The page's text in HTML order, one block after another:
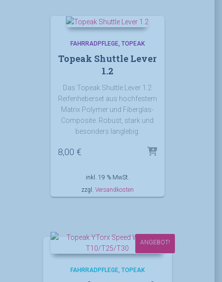
FAHRRADPFLEGE TOPEAK
Topeak Shuttle Lever
1.2
Das Topeak Shuttle Lever 1.2
Reifenheberset aus hochfestem
Matrix Polymer und Fiberglas-
Composite. Robust, stark und
besonders langlebig.
8,00 €
inkl. 19 % MwSt.
zzgl. Versandkosten
ANGEBOT!
FAHRRADPFLEGE TOPEAK